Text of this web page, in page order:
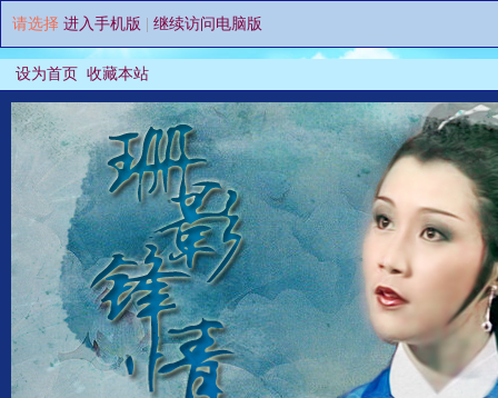
请选择 进入手机版 继续访问电脑版
设为首页 收藏本站